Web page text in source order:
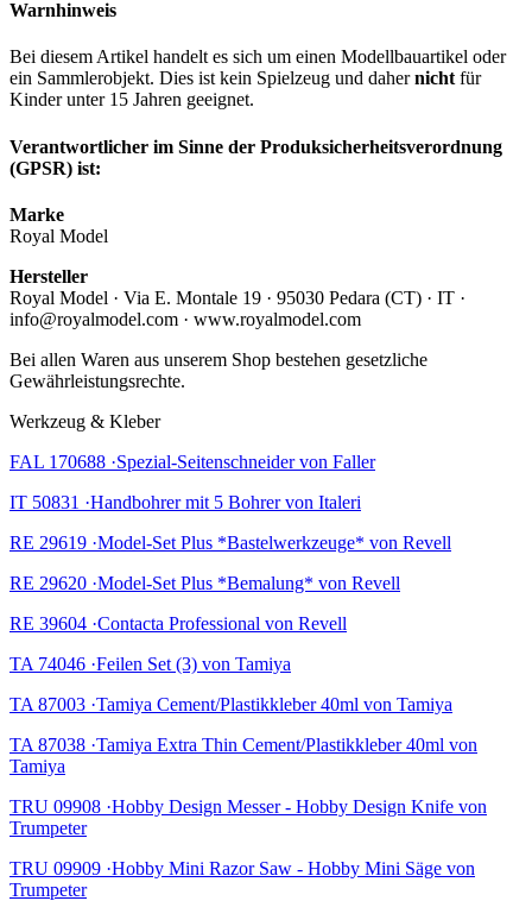
Warnhinweis
Bei diesem Artikel handelt es sich um einen Modellbauartikel oder
ein Sammlerobjekt. Dies ist kein Spielzeug und dahernicht für
Kinder unter 15 Jahren geeignet.
Verantwortlicher im Sinne der Produksicherheitsverordnung
(GPSR) ist:
Marke
Royal Model
Hersteller
Royal Model · Via E. Montale 19 · 95030 Pedara (CT) · IT ·
info@royalmodel.com · www.royalmodel.com
Bei allen Waren aus unserem Shop bestehen gesetzliche
Gewährleistungsrechte.
Werkzeug & Kleber
FAL 170688 ·Spezial-Seitenschneider von Faller
IT 50831 ·Handbohrer mit 5 Bohrer von Italeri
RE 29619 ·Model-Set Plus *Bastelwerkzeuge* von Revell
RE 29620 ·Model-Set Plus *Bemalung* von Revell
RE 39604 ·Contacta Professional von Revell
TA 74046 ·Feilen Set (3) von Tamiya
TA 87003 ·Tamiya Cement/Plastikkleber 40ml von Tamiya
TA 87038 ·Tamiya Extra Thin Cement/Plastikkleber 40ml von
Tamiya
TRU 09908 ·Hobby Design Messer - Hobby Design Knife von
Trumpeter
TRU 09909 ·Hobby Mini Razor Saw - Hobby Mini Säge von
Trumpeter